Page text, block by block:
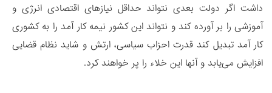
داشت اگر دولت بعدی نتواند حداقل نیازهای اقتصادی انرژی و
آموزشی را بر آورده کند و نتواند این کشور نیمه کار آمد را به کشوری
کار آمد تبدیل کند قدرت احزاب سیاسی، ارتش و شاید نظام قضایی
افزایش می‌یابد و آنها این خلاء را پر خواهند کرد.